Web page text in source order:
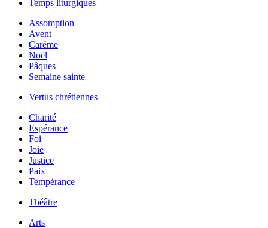
Temps liturgiques
Assomption
Avent
Carême
Noël
Pâques
Semaine sainte
Vertus chrétiennes
Charité
Espérance
Foi
Joie
Justice
Paix
Tempérance
Théâtre
Arts